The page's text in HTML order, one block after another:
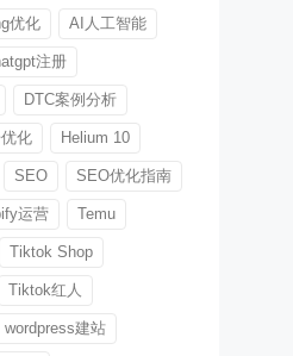
优化 AI人工智能
注册
DTC案例分析
化 Helium 10
SEO SEO优化指南
运营 Temu
Tiktok Shop
Tiktok红人
wordpress建站